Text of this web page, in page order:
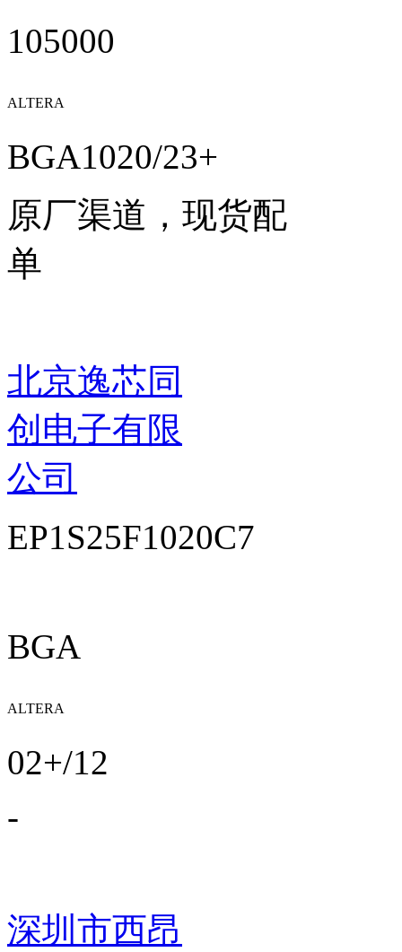
105000
ALTERA
BGA1020/23+
原厂渠道，现货配
单
北京逸芯同
创电子有限
公司
EP1S25F1020C7
BGA
ALTERA
02+/12
-
深圳市西昂